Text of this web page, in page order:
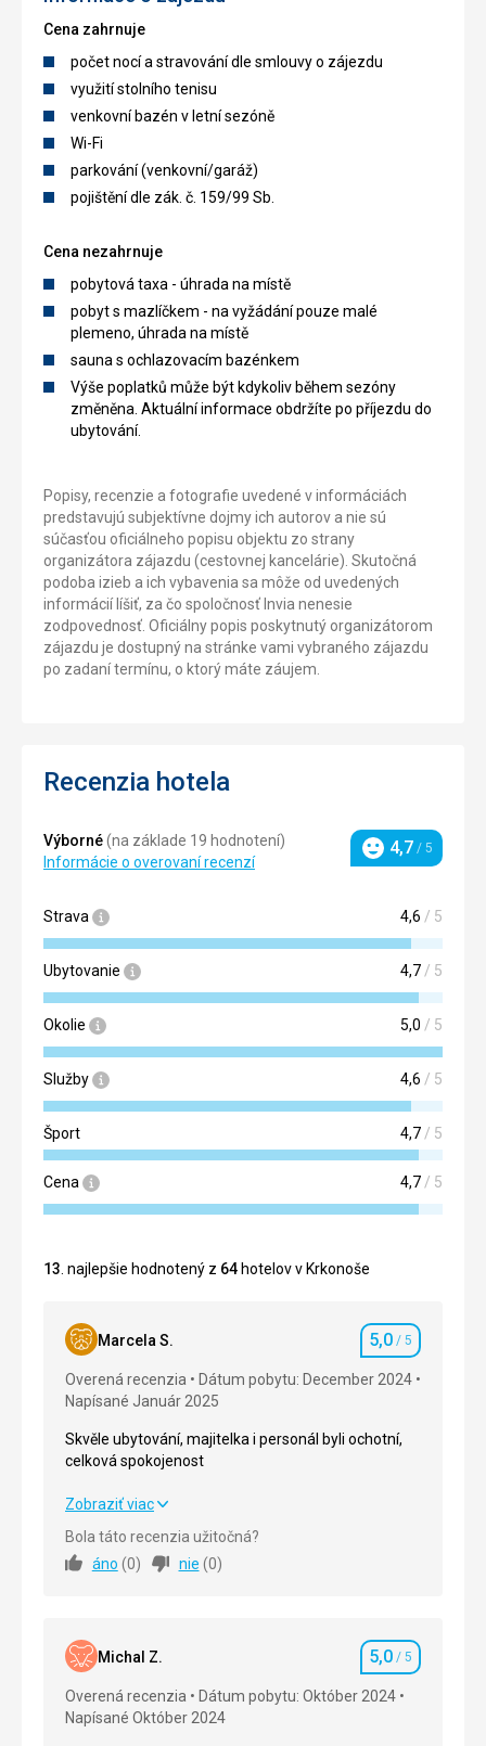
Cena zahrnuje
počet nocí a stravování dle smlouvy o zájezdu
využití stolního tenisu
venkovní bazén v letní sezóně
Wi-Fi
parkování (venkovní/garáž)
pojištění dle zák. č. 159/99 Sb.
Cena nezahrnuje
pobytová taxa - úhrada na místě
pobyt s mazlíčkem - na vyžádání pouze malé
plemeno, úhrada na místě
sauna s ochlazovacím bazénkem
Výše poplatků může být kdykoliv během sezóny
změněna. Aktuální informace obdržíte po příjezdu do
ubytování.
Popisy, recenzie a fotografie uvedené v informáciách
predstavujú subjektívne dojmy ich autorov a nie sú
súčasťou oficiálneho popisu objektu zo strany
organizátora zájazdu (cestovnej kancelárie). Skutočná
podoba izieb a ich vybavenia sa môže od uvedených
informácií líšiť, za čo spoločnosť Invia nenesie
zodpovednosť. Oficiálny popis poskytnutý organizátorom
zájazdu je dostupný na stránke vami vybraného zájazdu
po zadaní termínu, o ktorý máte záujem.
Recenzia hotela
Výborné(na základe 19 hodnotení)
Informácie o overovaní recenzí
Hodnotenie
4,7 / 5
Strava 4,6 / 5
Ubytovanie 4,7/ 5
Okolie 5,0 / 5
Služby 4,6 / 5
Šport 4,7/ 5
Cena 4,7/ 5
13. najlepšie hodnotený z 64 hotelov v Krkonoše
Marcela S. Hodnotenie
5,0 / 5
Overená recenzia
Dátum pobytu: December 2024
Napísané Január 2025
Skvěle ubytování, majitelka i personál byli ochotní,
celková spokojenost
Skvěle ubytování, majitelka i personál byli ochotní,
celková spokojenost
Strava
Služby 5,0/ 5
Šport 5,0 / 5
Zobraziť viac
Bola táto recenzia užitočná?
áno (0) nie (0)
Michal Z. Hodnotenie
5,0 / 5
Overená recenzia
Dátum pobytu: Október 2024
Napísané Október 2024